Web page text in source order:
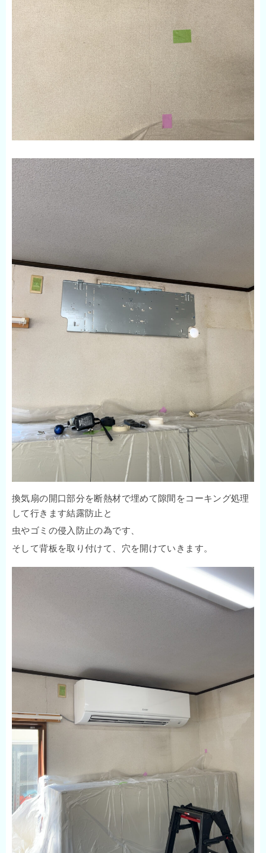
換気扇の開口部分を断熱材で埋めて隙間をコーキング処理
して行きます結露防止と
虫やゴミの侵入防止の為です、
そして背板を取り付けて、穴を開けていきます。